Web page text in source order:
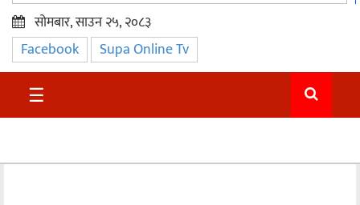
प्रमुख
समाचार
सुदुर
सोमबार, साउन २५, २०८३
Facebook Supa Online Tv
☰